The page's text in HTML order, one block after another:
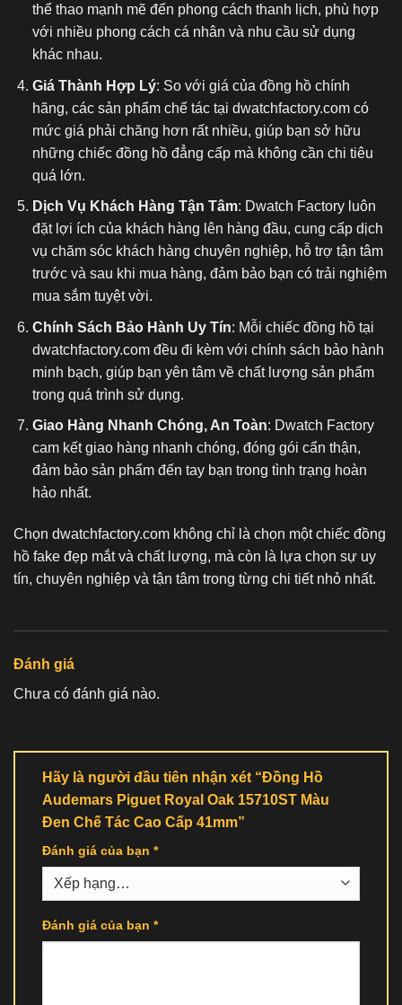
thể thao mạnh mẽ đến phong cách thanh lịch, phù hợp
với nhiều phong cách cá nhân và nhu cầu sử dụng
khác nhau.
Giá Thành Hợp Lý: So với giá của đồng hồ chính
hãng, các sản phẩm chế tác tại dwatchfactory.com có
mức giá phải chăng hơn rất nhiều, giúp bạn sở hữu
những chiếc đồng hồ đẳng cấp mà không cần chi tiêu
quá lớn.
Dịch Vụ Khách Hàng Tận Tâm: Dwatch Factory luôn
đặt lợi ích của khách hàng lên hàng đầu, cung cấp dịch
vụ chăm sóc khách hàng chuyên nghiệp, hỗ trợ tận tâm
trước và sau khi mua hàng, đảm bảo bạn có trải nghiệm
mua sắm tuyệt vời.
Chính Sách Bảo Hành Uy Tín: Mỗi chiếc đồng hồ tại
dwatchfactory.com đều đi kèm với chính sách bảo hành
minh bạch, giúp bạn yên tâm về chất lượng sản phẩm
trong quá trình sử dụng.
Giao Hàng Nhanh Chóng, An Toàn: Dwatch Factory
cam kết giao hàng nhanh chóng, đóng gói cẩn thận,
đảm bảo sản phẩm đến tay bạn trong tình trạng hoàn
hảo nhất.
Chọn dwatchfactory.com không chỉ là chọn một chiếc đồng
hồ fake đẹp mắt và chất lượng, mà còn là lựa chọn sự uy
tín, chuyên nghiệp và tận tâm trong từng chi tiết nhỏ nhất.
Đánh giá
Chưa có đánh giá nào.
Hãy là người đầu tiên nhận xét “Đồng Hồ
Audemars Piguet Royal Oak 15710ST Màu
Đen Chế Tác Cao Cấp 41mm”
Đánh giá của bạn *
Đánh giá của bạn *